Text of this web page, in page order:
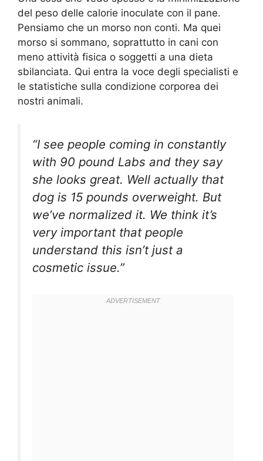
del peso delle calorie inoculate con il pane.
Pensiamo che un morso non conti. Ma quei
morso si sommano, soprattutto in cani con
meno attività fisica o soggetti a una dieta
sbilanciata. Qui entra la voce degli specialisti e
le statistiche sulla condizione corporea dei
nostri animali.
“I see people coming in constantly
with 90 pound Labs and they say
she looks great. Well actually that
dog is 15 pounds overweight. But
we’ve normalized it. We think it’s
very important that people
understand this isn’t just a
cosmetic issue.”